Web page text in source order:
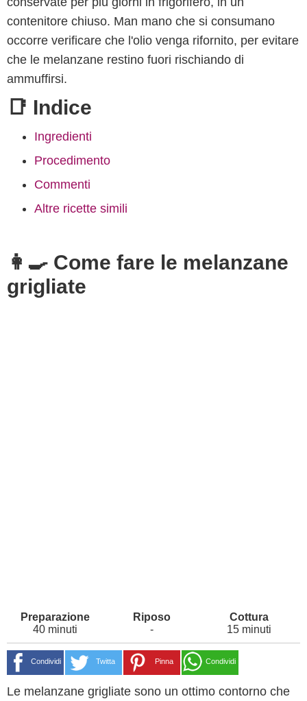
contenitore chiuso. Man mano che si consumano
occorre verificare che l'olio venga rifornito, per evitare
che le melanzane restino fuori rischiando di
ammuffirsi.
📑 Indice
Ingredienti
Procedimento
Commenti
Altre ricette simili
👩‍🍳 Come fare le melanzane
grigliate
40 minuti - 15 minuti
Condividi Twitta Pinna Condividi
Le melanzane grigliate sono un ottimo contorno che